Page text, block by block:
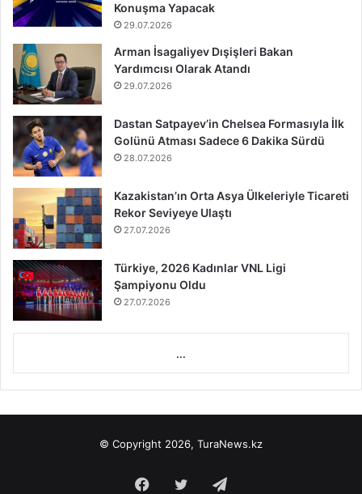
Konuşma Yapacak
29.07.2026
Arman İsagaliyev Dışişleri Bakan
Yardımcısı Olarak Atandı
29.07.2026
Dastan Satpayev’in Chelsea Formasıyla İlk
Golünü Atması Sadece 6 Dakika Sürdü
28.07.2026
Kazakistan’ın Orta Asya Ülkeleriyle Ticareti
Rekor Seviyeye Ulaştı
27.07.2026
Türkiye, 2026 Kadınlar VNL Ligi
Şampiyonu Oldu
27.07.2026
...
© Copyright 2026, TuraNews.kz
Facebook
Twitter